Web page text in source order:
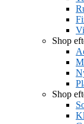
Shop
Shop